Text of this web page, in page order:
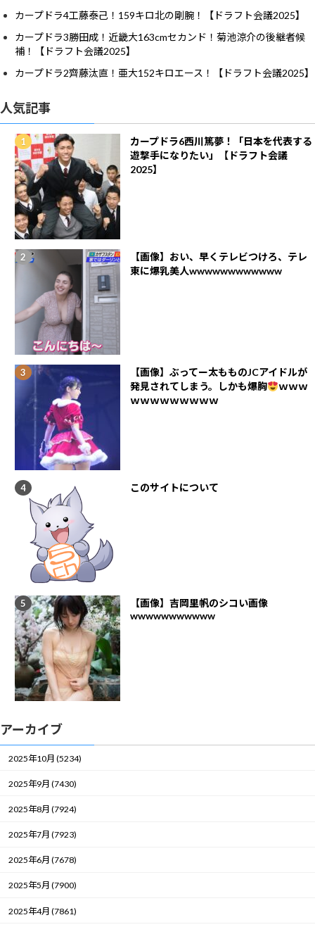
カープドラ4工藤泰己！159キロ北の剛腕！【ドラフト会議2025】
カープドラ3勝田成！近畿大163cmセカンド！菊池涼介の後継者候
補！【ドラフト会議2025】
カープドラ2齊藤汰直！亜大152キロエース！【ドラフト会議2025】
人気記事
カープドラ6西川篤夢！「日本を代表する
遊撃手になりたい」【ドラフト会議
2025】
【画像】おい、早くテレビつけろ、テレ
東に爆乳美人wwwwwwwwwwww
【画像】ぶってー太もものJCアイドルが
発見されてしまう。しかも爆胸
ｗｗｗ
ｗｗｗｗｗｗｗｗｗ
このサイトについて
【画像】吉岡里帆のシコい画像
wwwwwwwwwww
アーカイブ
2025年10月 (5234)
2025年9月 (7430)
2025年8月 (7924)
2025年7月 (7923)
2025年6月 (7678)
2025年5月 (7900)
2025年4月 (7861)